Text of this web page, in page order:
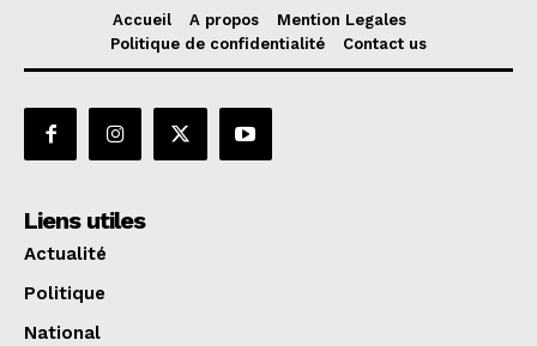
Accueil A propos
Mention Legales
Politique de confidentialité
Contact us
Liens utiles
Actualité
Politique
National